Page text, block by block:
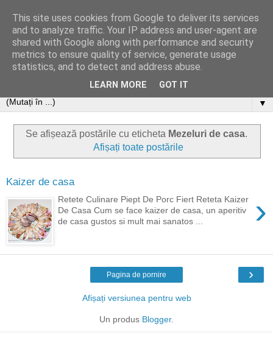
▼
Se afișează postările cu eticheta Mezeluri de casa.
Afișați toate postările
Kaizer de casa
›
Retete Culinare Piept De Porc Fiert Reteta Kaizer
De Casa Cum se face kaizer de casa, un aperitiv
de casa gustos si mult mai sanatos ...
›
Pagina de pornire
Afișați versiunea pentru web
Un produs Blogger.
This site uses cookies from Google to deliver its services
and to analyze traffic. Your IP address and user-agent are
shared with Google along with performance and security
metrics to ensure quality of service, generate usage
statistics, and to detect and address abuse.
LEARN MORE GOT IT